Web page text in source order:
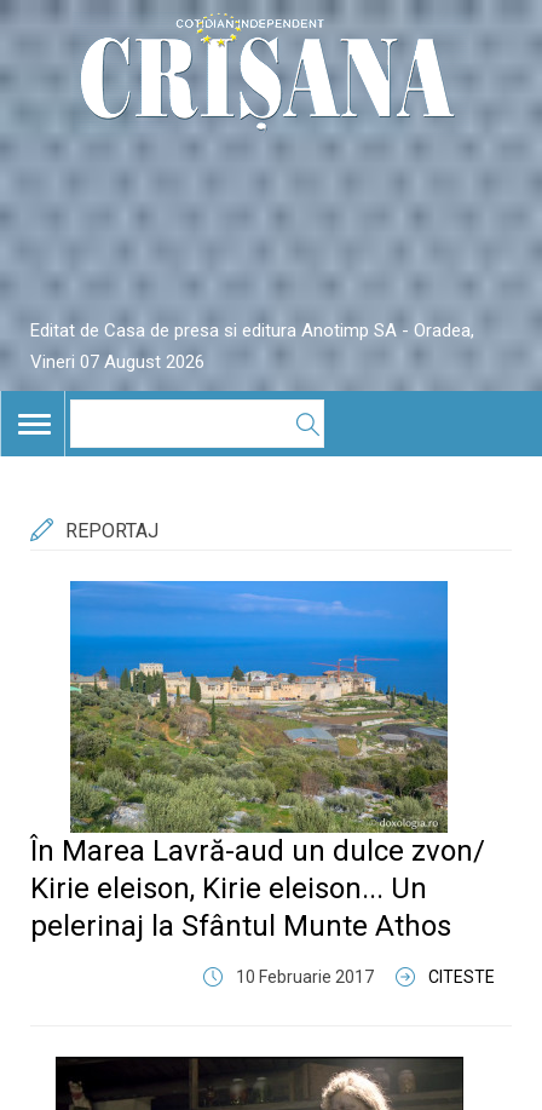
Editat de Casa de presa si editura Anotimp SA - Oradea,
Vineri 07 August 2026
TOGGLE
NAVIGATION
REPORTAJ
În Marea Lavră-aud un dulce zvon/
Kirie eleison, Kirie eleison... Un
pelerinaj la Sfântul Munte Athos
10 Februarie 2017 CITESTE